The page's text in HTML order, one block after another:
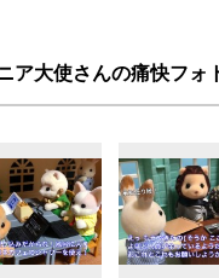
ア大使さんの痛快フォ